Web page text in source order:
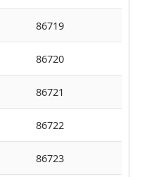
86719
86720
86721
86722
86723